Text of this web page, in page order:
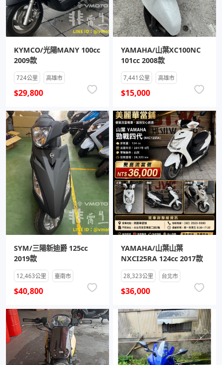
KYMCO/光陽MANY 100cc
2009款
724公里 高雄市
$29,800
YAMAHA/山葉XC100NC
101cc 2008款
7,441公里 高雄市
$15,000
SYM/三陽新迪爵 125cc
2019款
12,463公里 臺南市
$40,800
YAMAHA/山葉山葉
NXCI25RA 124cc 2017款
28,323公里 台北市
$36,000